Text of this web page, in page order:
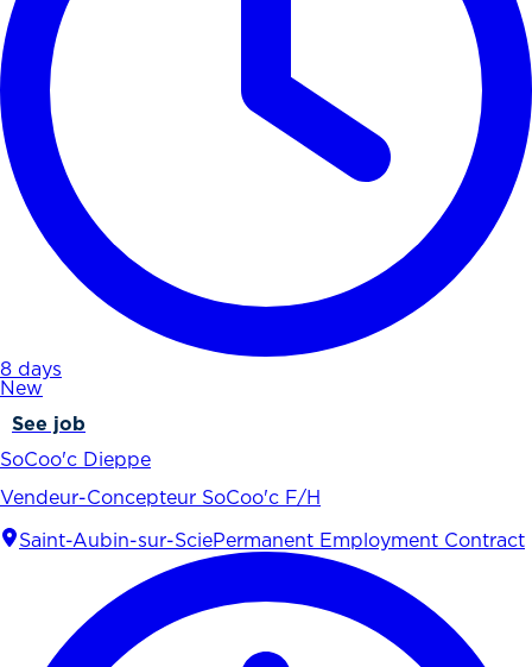
8 days
New
See job
SoCoo'c Dieppe
Vendeur-Concepteur SoCoo'c F/H
Saint-Aubin-sur-SciePermanent Employment Contract